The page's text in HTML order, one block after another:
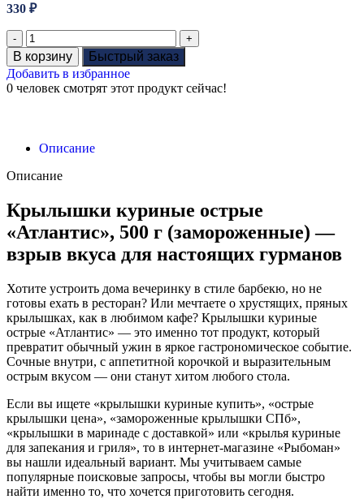
330 ₽
В корзину
Быстрый заказ
Добавить в избранное
0 человек смотрят этот продукт сейчас!
Описание
Описание
Крылышки куриные острые
«Атлантис», 500 г (замороженные) —
взрыв вкуса для настоящих гурманов
Хотите устроить дома вечеринку в стиле барбекю, но не
готовы ехать в ресторан? Или мечтаете о хрустящих, пряных
крылышках, как в любимом кафе? Крылышки куриные
острые «Атлантис» — это именно тот продукт, который
превратит обычный ужин в яркое гастрономическое событие.
Сочные внутри, с аппетитной корочкой и выразительным
острым вкусом — они станут хитом любого стола.
Если вы ищете «крылышки куриные купить», «острые
крылышки цена», «замороженные крылышки СПб»,
«крылышки в маринаде с доставкой» или «крылья куриные
для запекания и гриля», то в интернет‑магазине «Рыбоман»
вы нашли идеальный вариант. Мы учитываем самые
популярные поисковые запросы, чтобы вы могли быстро
найти именно то, что хочется приготовить сегодня.